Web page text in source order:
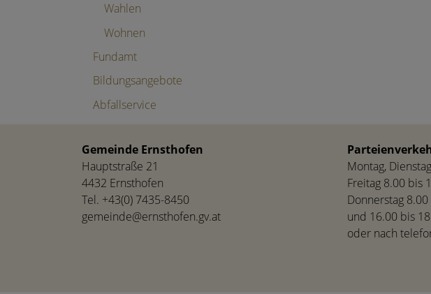
Wahlen
Wohnen
Fundamt
Bildungsangebote
Abfallservice
Gemeinde Ernsthofen
Hauptstraße 21
4432 Ernsthofen
Tel. +43(0) 7435-8450
gemeinde@ernsthofen.gv.at
Montag,
Freitag 8.00 bis
Donnerstag
und 16.00 bis
oder nach